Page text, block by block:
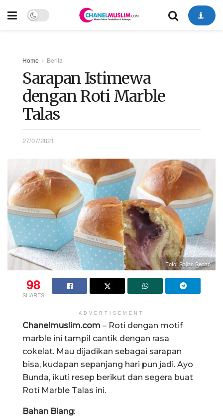
Home Berita
Sarapan Istimewa
dengan Roti Marble
Talas
27/07/2021
Foto: Sajian Sedap
98
SHARES
ADVERTISEMENT
Chanelmuslim.com – Roti dengan motif
marble ini tampil cantik dengan rasa
cokelat. Mau dijadikan sebagai sarapan
bisa, kudapan sepanjang hari pun jadi. Ayo
Bunda, ikuti resep berikut dan segera buat
Roti Marble Talas ini.
Bahan Biang: